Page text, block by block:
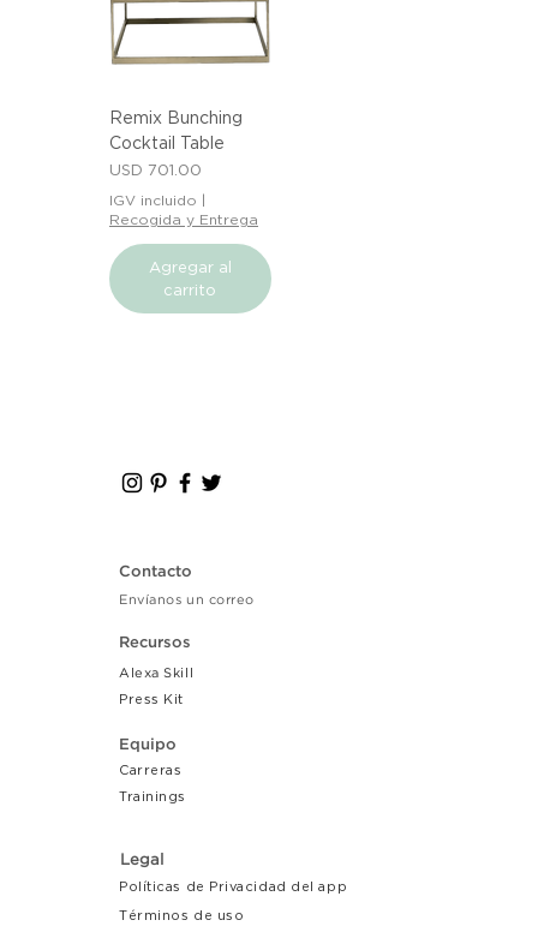
Remix Bunching
Cocktail Table
Precio
USD 701.00
IGV incluido |
Recogida y Entrega
Agregar al
carrito
Contacto
Envíanos un correo
Recursos
Alexa Skill
Press Kit
Equipo
Carreras
Trainings
Legal
Políticas de Privacidad del app
Términos de uso